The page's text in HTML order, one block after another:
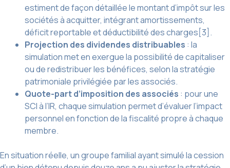
estiment de façon détaillée le montant d’impôt sur les
sociétés à acquitter, intégrant amortissements,
déficit reportable et déductibilité des charges[3].
Projection des dividendes distribuables : la
simulation met en exergue la possibilité de capitaliser
ou de redistribuer les bénéfices, selon la stratégie
patrimoniale privilégiée par les associés.
Quote-part d’imposition des associés : pour une
SCI à l’IR, chaque simulation permet d’évaluer l’impact
personnel en fonction de la fiscalité propre à chaque
membre.
En situation réelle, un groupe familial ayant simulé la cession